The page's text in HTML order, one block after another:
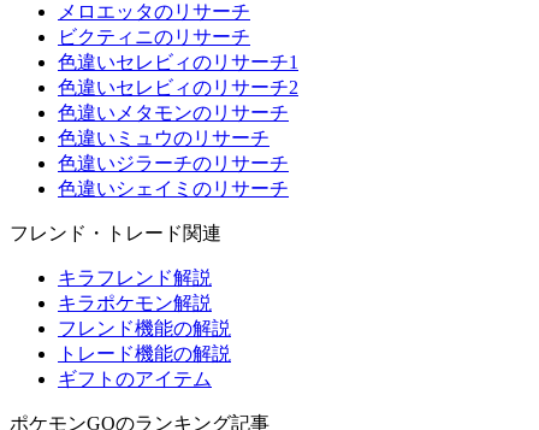
メロエッタのリサーチ
ビクティニのリサーチ
色違いセレビィのリサーチ1
色違いセレビィのリサーチ2
色違いメタモンのリサーチ
色違いミュウのリサーチ
色違いジラーチのリサーチ
色違いシェイミのリサーチ
フレンド・トレード関連
キラフレンド解説
キラポケモン解説
フレンド機能の解説
トレード機能の解説
ギフトのアイテム
ポケモンGOのランキング記事